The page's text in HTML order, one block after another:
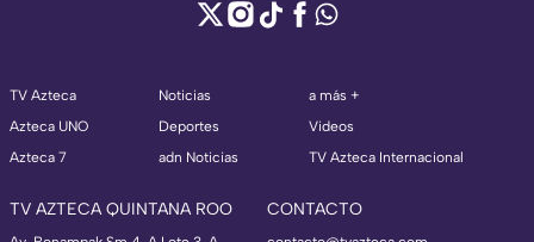
TV Azteca
Azteca UNO
Azteca 7
Noticias
Deportes
adn Noticias
a más +
Videos
TV Azteca Internacional
TV AZTECA QUINTANA ROO CONTACTO